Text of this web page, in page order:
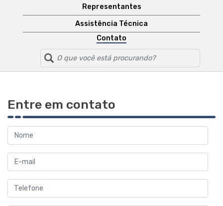
Representantes
Assistência Técnica
Contato
Entre em contato